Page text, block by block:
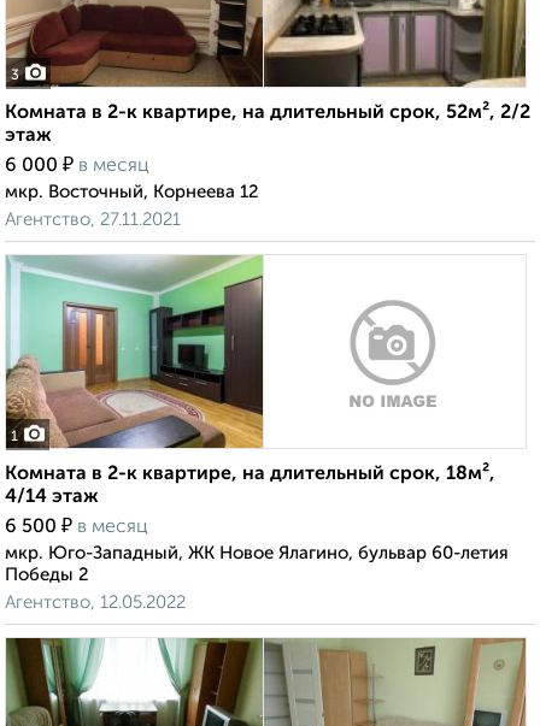
3
Комната в 2-к квартире, на длительный срок, 52м², 2/2
этаж
6 000 ₽ в месяц
мкр. Восточный, Корнеева 12
Агентство, 27.11.2021
1
Комната в 2-к квартире, на длительный срок, 18м²,
4/14 этаж
6 500 ₽ в месяц
мкр. Юго-Западный, ЖК Новое Ялагино, бульвар 60-летия
Победы 2
Агентство, 12.05.2022